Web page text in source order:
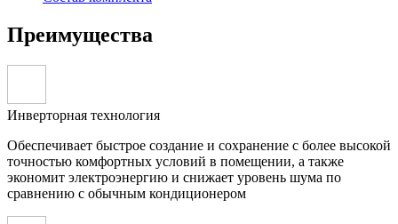
Преимущества
Инверторная технология
Обеспечивает быстрое создание и сохранение с более высокой
точностью комфортных условий в помещении, а также
экономит электроэнергию и снижает уровень шума по
сравнению с обычным кондиционером